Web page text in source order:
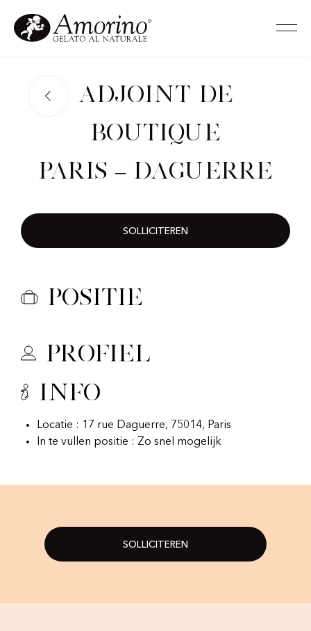
Adjoint de
Boutique
Paris – Daguerre
SOLLICITEREN
Positie
Profiel
Info
Locatie : 17 rue Daguerre, 75014, Paris
In te vullen positie : Zo snel mogelijk
SOLLICITEREN